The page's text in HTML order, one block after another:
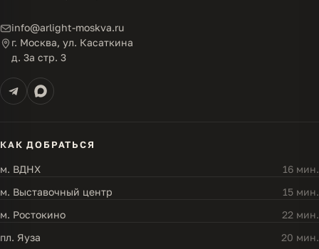
info@arlight-moskva.ru
г. Москва, ул. Касаткина
д. 3а стр. 3
КАК ДОБРАТЬСЯ
м. ВДНХ
16 мин.
м. Выставочный центр
15 мин.
м. Ростокино
22 мин.
пл. Яуза
20 мин.